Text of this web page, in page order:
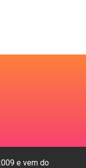
e vem do